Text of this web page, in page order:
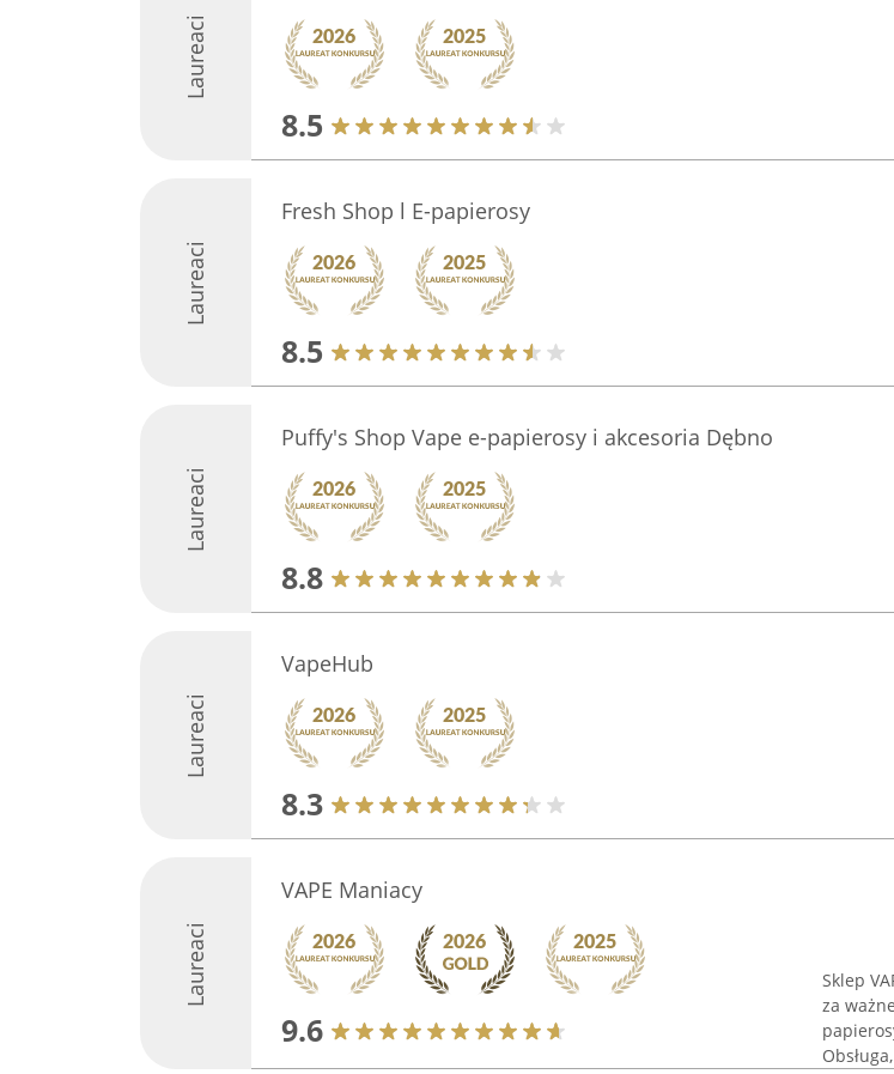
Laureaci
8.5
Laureaci
Fresh Shop l E-papierosy
8.5
Laureaci
Puffy's Shop Vape e-papierosy i akcesoria Dębno
8.8
Laureaci
VapeHub
8.3
Laureaci
VAPE Maniacy
9.6
Sklep
za